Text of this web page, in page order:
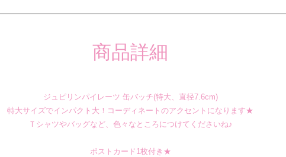
商品詳細
ジュピリンパイレーツ 缶バッチ(特大、直径7.6cm)
特大サイズでインパクト大！コーディネートのアクセントになります★
Ｔシャツやバッグなど、色々なところにつけてくださいね♪
ポストカード1枚付き★